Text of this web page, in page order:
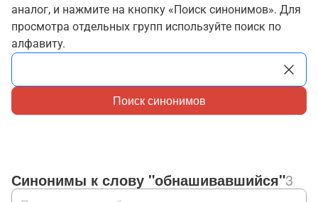
аналог, и нажмите на кнопку «Поиск синонимов». Для
просмотра отдельных групп используйте поиск по
алфавиту.
Поиск синонимов
Синонимы к слову "обнашивавшийся"3